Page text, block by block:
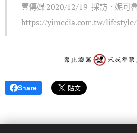
壹傳媒 2020/12/19 採訪．妮可
https://yimedia.com.tw/
Share